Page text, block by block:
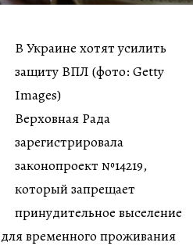
В Украине хотят усилить
защиту ВПЛ (фото: Getty
Images)
Верховная Рада
зарегистрировала
законопроект №14219,
который запрещает
принудительное выселение
временного проживания